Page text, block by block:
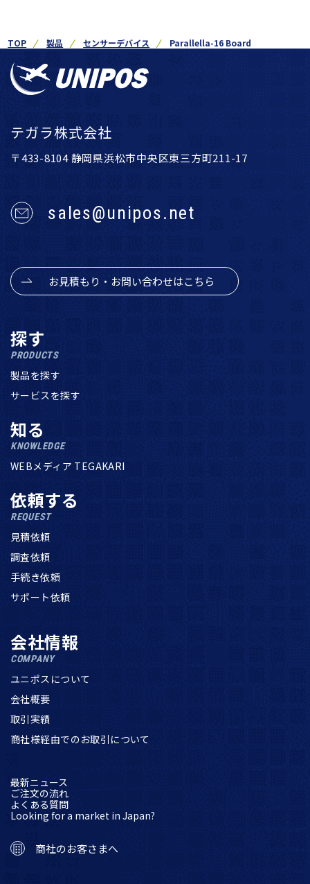
TOP 製品 センサーデバイス Parallella-16 Board
テガラ株式会社
〒433-8104 静岡県浜松市中央区東三方町211-17
sales@unipos.net
お見積もり・お問い合わせはこちら
探す
PRODUCTS
製品を探す
サービスを探す
知る
KNOWLEDGE
WEBメディア TEGAKARI
依頼する
REQUEST
見積依頼
調査依頼
手続き依頼
サポート依頼
会社情報
COMPANY
ユニポスについて
会社概要
取引実績
商社様経由でのお取引について
最新ニュース
ご注文の流れ
よくある質問
Looking for a market in Japan?
商社のお客さまへ